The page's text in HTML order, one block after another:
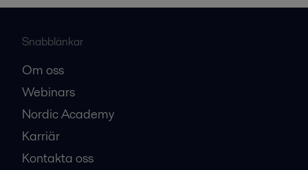
Snabblänkar
Om oss
Webinars
Nordic Academy
Karriär
Kontakta oss